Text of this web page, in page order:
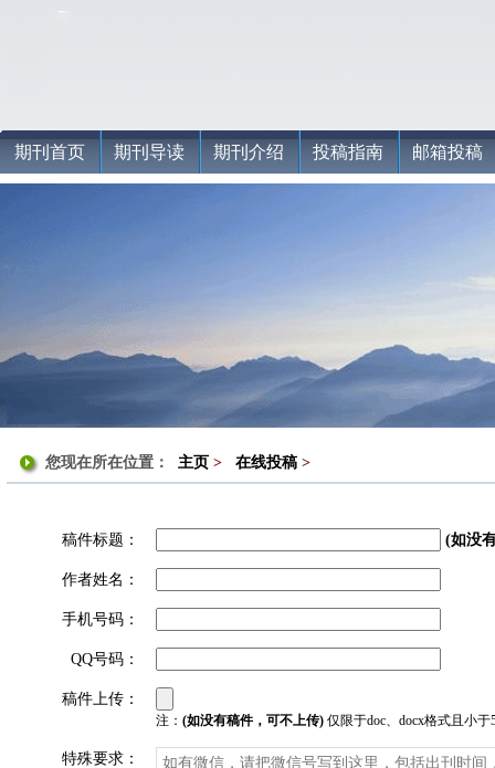
期刊首页 期刊导读 期刊介绍 投稿指南 邮箱投稿
您现在所在位置： 主页 > 在线投稿 >
稿件标题： (如没
作者姓名：
手机号码：
QQ号码：
稿件上传：
注： (如没有稿件，可不上传) 仅限于doc、docx格式且小
特殊要求：